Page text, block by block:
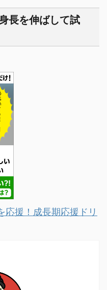
長を伸ばして試
応援！成長期応援ドリ